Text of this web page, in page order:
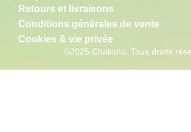
Retours et livraisons
Conditions générales de vente
Cookies & vie privée
©2025 Chakshu. Tous droits